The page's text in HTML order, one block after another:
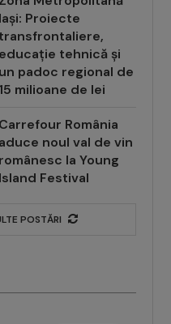
Iași: Proiecte
transfrontaliere,
educație tehnică și
un padoc regional de
15 milioane de lei
Carrefour România
aduce noul val de vin
românesc la Young
Island Festival
POSTĂRI